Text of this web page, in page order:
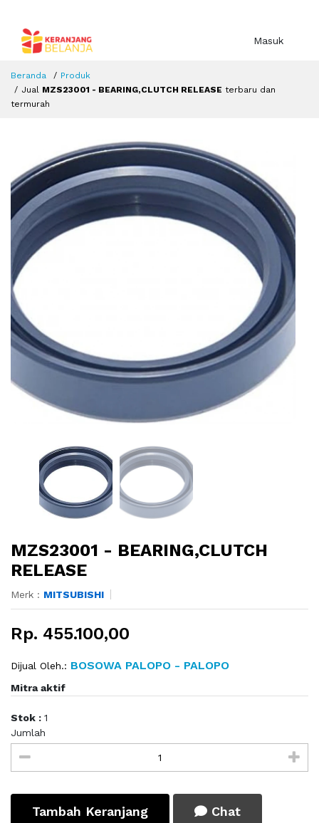
Masuk
Beranda
Produk
Jual MZS23001 - BEARING,CLUTCH RELEASE terbaru dan
termurah
MZS23001 - BEARING,CLUTCH
RELEASE
Merk : MITSUBISHI
Rp. 455.100,00
Dijual Oleh.: BOSOWA PALOPO - PALOPO
Mitra aktif
Stok : 1
Jumlah
Tambah Keranjang Chat